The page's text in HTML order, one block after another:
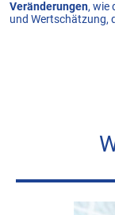
Veränderungen, wie
und Wertschätzung,
Wir